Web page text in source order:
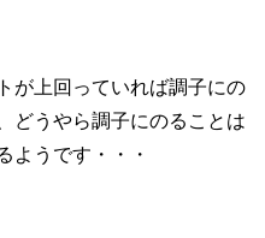
が上回っていれば調子にの
どうやら調子にのることは
ようです・・・